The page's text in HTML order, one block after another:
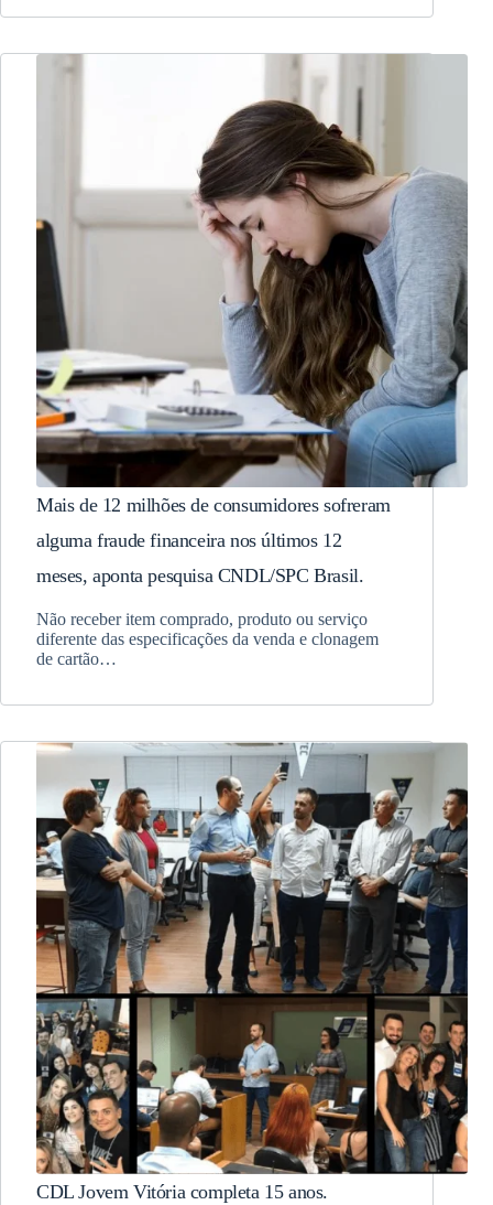
Mais de 12 milhões de consumidores sofreram
alguma fraude financeira nos últimos 12
meses, aponta pesquisa CNDL/SPC Brasil.
Não receber item comprado, produto ou serviço
diferente das especificações da venda e clonagem
de cartão…
CDL Jovem Vitória completa 15 anos.